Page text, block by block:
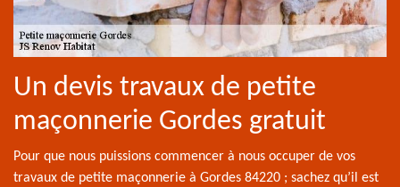
Un devis travaux de petite
maçonnerie Gordes gratuit
Pour que nous puissions commencer à nous occuper de vos
travaux de petite maçonnerie à Gordes 84220 ; sachez qu’il est